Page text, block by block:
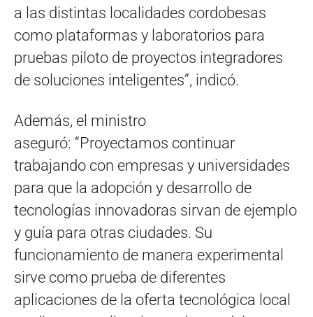
a las distintas localidades cordobesas
como plataformas y laboratorios para
pruebas piloto de proyectos integradores
de soluciones inteligentes”, indicó.
Además, el ministro
aseguró: “Proyectamos continuar
trabajando con empresas y universidades
para que la adopción y desarrollo de
tecnologías innovadoras sirvan de ejemplo
y guía para otras ciudades. Su
funcionamiento de manera experimental
sirve como prueba de diferentes
aplicaciones de la oferta tecnológica local